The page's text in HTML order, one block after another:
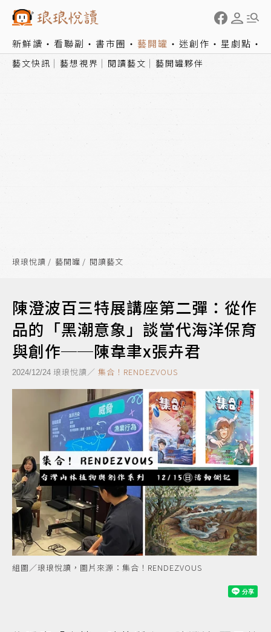
新鮮讀 看聯副 書市圈 藝開罐 迷創作 星劇點
藝文快訊 藝想視界 閱讀藝文 藝開罐夥伴
琅琅悅讀 藝開罐 閱讀藝文
陳澄波百三特展講座第二彈：從作
品的「黑潮意象」談當代海洋保育
與創作──陳韋聿x張卉君
2024/12/24 琅琅悅讀／ 集合！RENDEZVOUS
組圖／琅琅悅讀，圖片來源：集合！RENDEZVOUS